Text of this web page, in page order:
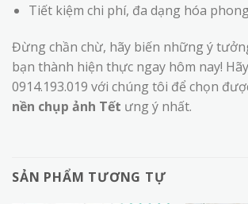
Tiết kiệm chi phí, đa dạng hóa
Đừng chần chừ, hãy biến những ý
bạn thành hiện thực ngay hôm nay!
0914.193.019 với chúng tôi để chọn
nền chụp ảnh Tết ưng ý nhất.
SẢN PHẨM TƯƠNG TỰ